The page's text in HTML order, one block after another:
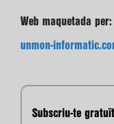
Web maquetada per:
unmon-
Subscriu-te